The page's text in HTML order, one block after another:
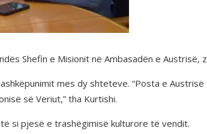
Shefin e Misionit në Ambasadën e Austrisë,
mes dy shteteve. “Posta e
së Veriut,” tha Kurtishi.
si pjesë e trashëgimisë kulturore të vendit.